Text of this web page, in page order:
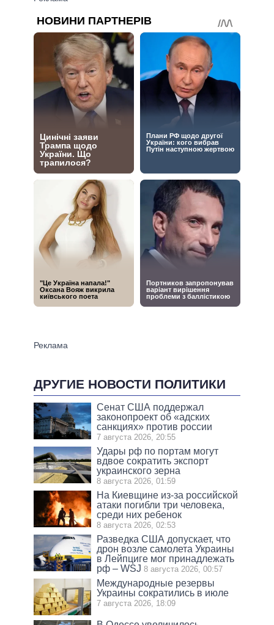
ДРУГИЕ НОВОСТИ ПОЛИТИКИ
Сенат США поддержал
законопроект об «адских
санкциях» против россии
7 августа 2026, 20:55
Удары рф по портам могут
вдвое сократить экспорт
украинского зерна
8 августа 2026, 01:59
На Киевщине из-за российской
атаки погибли три человека,
среди них ребенок
8 августа 2026, 02:53
Разведка США допускает, что
дрон возле самолета Украины
в Лейпциге мог принадлежать
рф – WSJ 8 августа 2026, 00:57
Международные резервы
Украины сократились в июле
7 августа 2026, 18:09